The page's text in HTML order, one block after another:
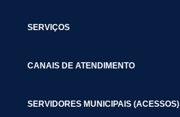
SERVIÇOS
CANAIS DE ATENDIMENTO
SERVIDORES MUNICIPAIS (ACESSOS)